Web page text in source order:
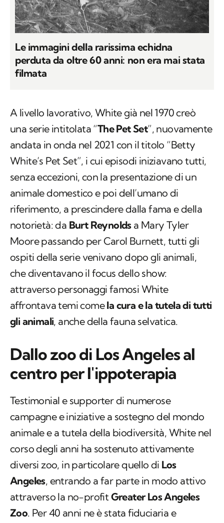
Le immagini della rarissima echidna
perduta da oltre 60 anni: non era mai stata
filmata
A livello lavorativo, White già nel 1970 creò
una serie intitolata “The Pet Set”, nuovamente
andata in onda nel 2021 con il titolo “Betty
White’s Pet Set”, i cui episodi iniziavano tutti,
senza eccezioni, con la presentazione di un
animale domestico e poi dell’umano di
riferimento, a prescindere dalla fama e della
notorietà: da Burt Reynoldsa Mary Tyler
Moore passando per Carol Burnett, tutti gli
ospiti della serie venivano dopo gli animali,
che diventavano il focus dello show:
attraverso personaggi famosi White
affrontava temi comela cura e la tutela di tutti
gli animali, anche della fauna selvatica.
Dallo zoo di Los Angeles al
centro per l'ippoterapia
Testimonial e supporter di numerose
campagne e iniziative a sostegno del mondo
animale e a tutela della biodiversità, White nel
corso degli anni ha sostenuto attivamente
diversi zoo, in particolare quello di Los
Angeles, entrando a far parte in modo attivo
attraverso la no-profit Greater Los Angeles
Zoo. Per 40 anni ne è stata fiduciaria e